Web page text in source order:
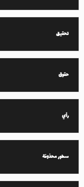
تحقيق
حقوق
رأي
سطور محذوفة